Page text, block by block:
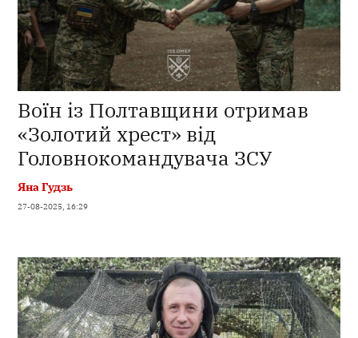
Воїн із Полтавщини отримав
«Золотий хрест» від
Головнокомандувача ЗСУ
Яна Гудзь
27-08-2025, 16:29